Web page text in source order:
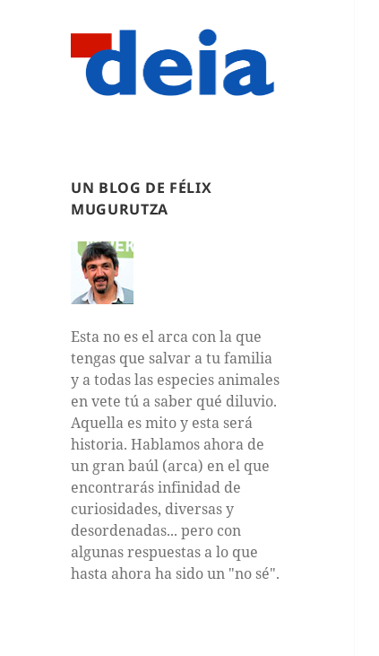
UN BLOG DE FÉLIX
MUGURUTZA
Esta no es el arca con la que
tengas que salvar a tu familia
y a todas las especies animales
en vete tú a saber qué diluvio.
Aquella es mito y esta será
historia. Hablamos ahora de
un gran baúl (arca) en el que
encontrarás infinidad de
curiosidades, diversas y
desordenadas... pero con
algunas respuestas a lo que
hasta ahora ha sido un "no sé".